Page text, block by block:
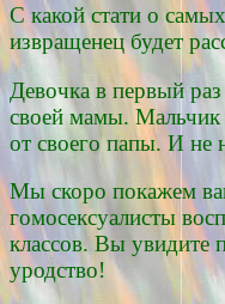
С какой стати о
извращенец будет
Девочка в первый
своей мамы. Мальчик
от своего папы. И не
Мы скоро покажем
гомосексуалисты
классов. Вы увидите
уродство!